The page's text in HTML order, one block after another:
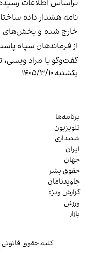
براساس اطلاعات رسیده
نامه هشدار داده
خارج شده و بخش‌های
از فرماندهان سپاه
گفت‌وگو با مراد ویسی،
یکشنبه ۱۴۰۵/۳/۱۰
برنامه‌ها
تلویزیون
شنیداری
ایران
جهان
حقوق بشر
جاویدنامان
گزارش ویژه
ورزش
بازار
کلیه حقوق